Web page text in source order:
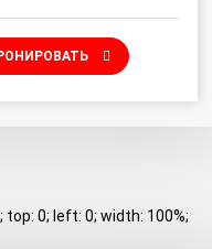
0; left: 0; width: 100%;